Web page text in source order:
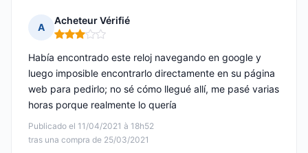
A
Acheteur Vérifié
Nota: 3 de 5
Publicado el 11/04/2021 à 18h52
tras una compra de 25/03/2021
Había encontrado este reloj navegando en google y
luego imposible encontrarlo directamente en su página
web para pedirlo; no sé cómo llegué allí, me pasé varias
horas porque realmente lo quería